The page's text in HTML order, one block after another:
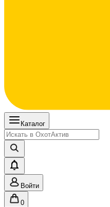
Каталог
Войти
0